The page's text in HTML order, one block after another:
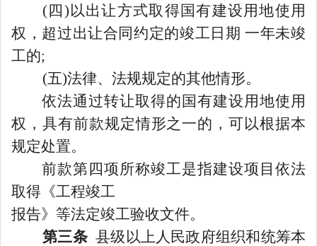
(四)以出让方式取得国有建设用地使用
权，超过出让合同约定的竣工日期 一年未竣
工的;
(五)法律、法规规定的其他情形。
依法通过转让取得的国有建设用地使用
权，具有前款规定情形之一的，可以根据本
规定处置。
前款第四项所称竣工是指建设项目依法
取得《工程竣工
报告》等法定竣工验收文件。
第三条 县级以上人民政府组织和统筹本